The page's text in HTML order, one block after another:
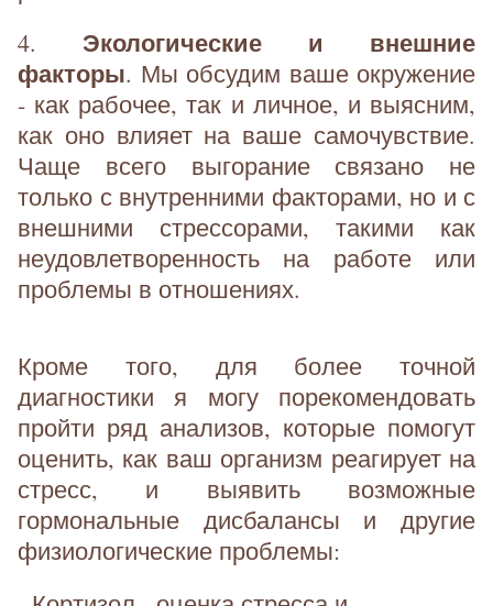
4. Экологические и внешние
факторы. Мы обсудим ваше окружение
- как рабочее, так и личное, и выясним,
как оно влияет на ваше самочувствие.
Чаще всего выгорание связано не
только с внутренними факторами, но и с
внешними стрессорами, такими как
неудовлетворенность на работе или
проблемы в отношениях.
Кроме того, для более точной
диагностики я могу порекомендовать
пройти ряд анализов, которые помогут
оценить, как ваш организм реагирует на
стресс, и выявить возможные
гормональные дисбалансы и другие
физиологические проблемы: